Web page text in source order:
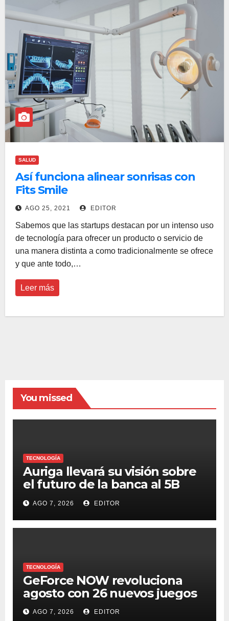
SALUD
Así funciona alinear sonrisas con
Fits Smile
AGO 25, 2021 EDITOR
Sabemos que las startups destacan por un intenso uso
de tecnología para ofrecer un producto o servicio de
una manera distinta a como tradicionalmente se ofrece
y que ante todo,…
Leer más
You missed
TECNOLOGÍA
Auriga llevará su visión sobre
el futuro de la banca al 5B
Digital Summit 2026
AGO 7, 2026 EDITOR
TECNOLOGÍA
GeForce NOW revoluciona
agosto con 26 nuevos juegos
AGO 7, 2026 EDITOR